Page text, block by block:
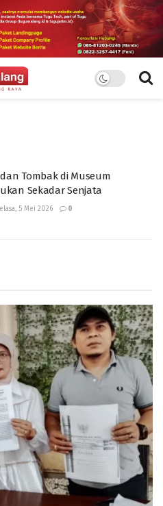
Tombak di Museum
Sekadar Senjata
5 Mei 2026 0